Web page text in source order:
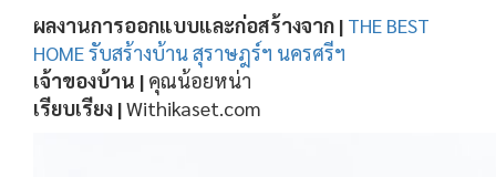
ผลงานการออกแบบและก่อสร้างจาก | THE BEST
HOME รับสร้างบ้าน สุราษฎร์ฯ นครศรีฯ
เจ้าของบ้าน | คุณน้อยหน่า
เรียบเรียง |Withikaset.com